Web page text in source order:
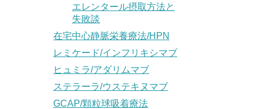
エレンタール摂取方法と
失敗談
在宅中心静脈栄養療法/HPN
レミケード/インフリキシマブ
ヒュミラ/アダリムマブ
ステラーラ/ウステキヌマブ
GCAP/顆粒球吸着療法